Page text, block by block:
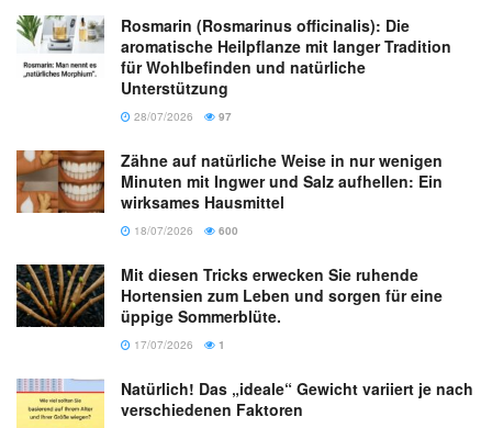
Rosmarin (Rosmarinus officinalis): Die
aromatische Heilpflanze mit langer Tradition
für Wohlbefinden und natürliche
Unterstützung
28/07/2026 97
Zähne auf natürliche Weise in nur wenigen
Minuten mit Ingwer und Salz aufhellen: Ein
wirksames Hausmittel
18/07/2026 600
Mit diesen Tricks erwecken Sie ruhende
Hortensien zum Leben und sorgen für eine
üppige Sommerblüte.
17/07/2026 1
Natürlich! Das „ideale“ Gewicht variiert je nach
verschiedenen Faktoren